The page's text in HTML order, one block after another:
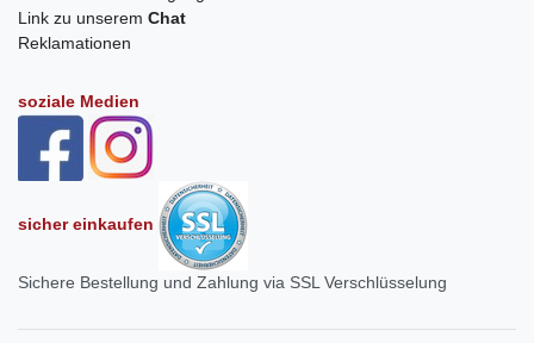
Link zu unserem Chat
Reklamationen
soziale Medien
sicher einkaufen
Sichere Bestellung und Zahlung via SSL Verschlüsselung